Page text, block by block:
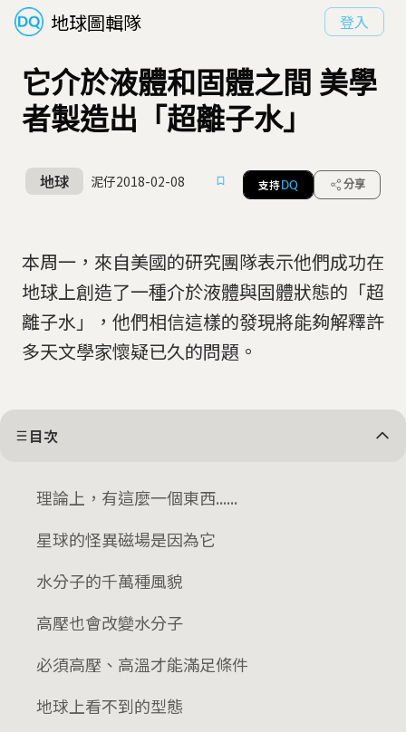
地球圖輯隊 登入
它介於液體和固體之間 美學
者製造出「超離子水」
地球 泥仔2018-02-08 支持 DQ 分享
本周一，來自美國的研究團隊表示他們成功在
地球上創造了一種介於液體與固體狀態的「超
離子水」，他們相信這樣的發現將能夠解釋許
多天文學家懷疑已久的問題。
目次
理論上，有這麼一個東西......
星球的怪異磁場是因為它
水分子的千萬種風貌
高壓也會改變水分子
必須高壓、高溫才能滿足條件
地球上看不到的型態